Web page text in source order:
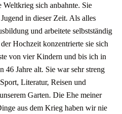
Weltkrieg sich anbahnte. Sie
in dieser Zeit. Als alles
und arbeitete selbstständig
Hochzeit konzentrierte sie sich
von vier Kindern und bis ich in
46 Jahre alt. Sie war sehr streng
Literatur, Reisen und
Garten. Die Ehe meiner
aus dem Krieg haben wir nie